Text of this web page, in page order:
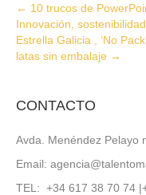
← 10 trucos de
Innovación,
Estrella Galicia , ‘No
latas sin embalaje →
CONTACTO
Avda. Menéndez Pelayo
Email:
TEL: +34 617 38 70 74